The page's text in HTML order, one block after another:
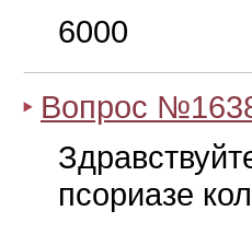
6000
Вопрос
псориазе